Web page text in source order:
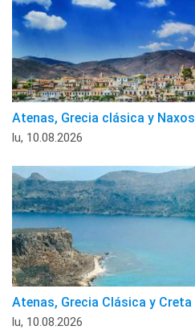
Atenas, Grecia clásica y Naxos
lu, 10.08.2026
Atenas, Grecia Clásica y Creta
lu, 10.08.2026